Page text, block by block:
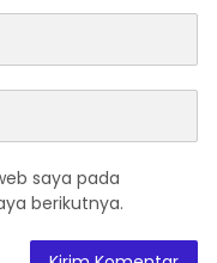
saya pada
berikutnya.